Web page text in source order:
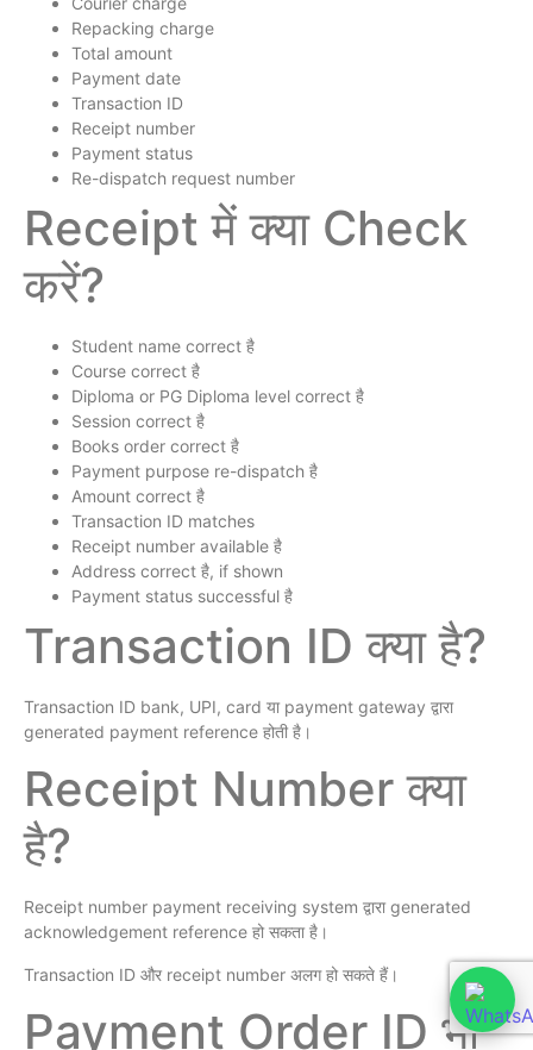
Repacking charge
Total amount
Payment date
Transaction ID
Receipt number
Payment status
Re-dispatch request number
Receipt में क्या Check
करें?
Student name correct है
Course correct है
Diploma or PG Diploma level correct है
Session correct है
Books order correct है
Payment purpose re-dispatch है
Amount correct है
Transaction ID matches
Receipt number available है
Address correct है, if shown
Payment status successful है
Transaction ID क्या है?
Transaction ID bank, UPI, card या payment gateway द्वारा
generated payment reference होती है।
Receipt Number क्या
है?
Receipt number payment receiving system द्वारा generated
acknowledgement reference हो सकता है।
Transaction ID और receipt number अलग हो सकते हैं।
Payment Order ID भी